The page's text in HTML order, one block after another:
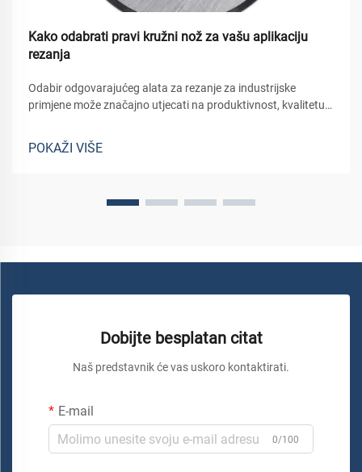
Kako odabrati pravi kružni nož za vašu aplikaciju
rezanja
Odabir odgovarajućeg alata za rezanje za industrijske
primjene može značajno utjecati na produktivnost, kvalitetu
instrumentima za rezanje dostupnim u proizvodnim
okruženjima, kružni nož zauzima posebno mjesto...
POKAŽI VIŠE
Dobijte besplatan citat
Naš predstavnik će vas uskoro kontaktirati.
E-mail
0/100